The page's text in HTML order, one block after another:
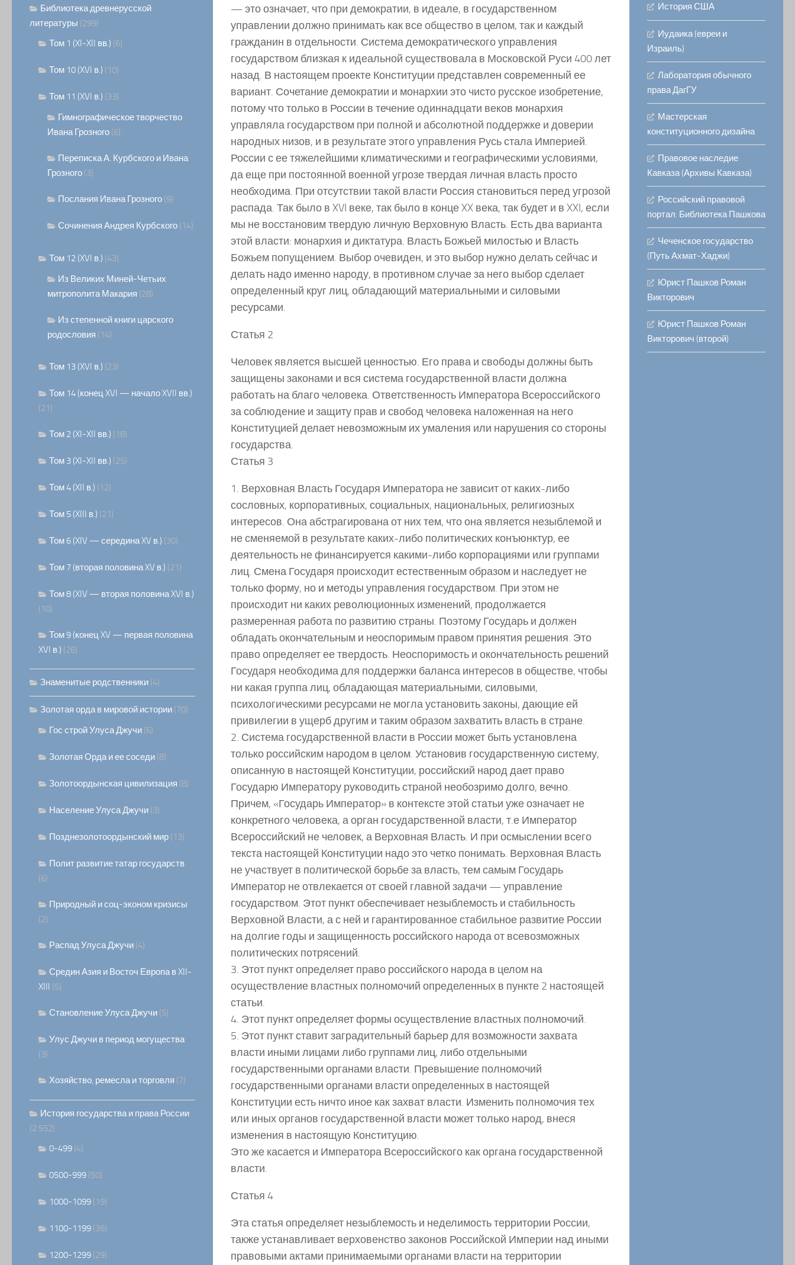
— это означает, что при демократии, в идеале, в государственном
управлении должно принимать как все общество в целом, так и каждый
гражданин в отдельности. Система демократического управления
государством близкая к идеальной существовала в Московской Руси 400 лет
назад. В настоящем проекте Конституции представлен современный ее
вариант. Сочетание демократии и монархии это чисто русское изобретение,
потому что только в России в течение одиннадцати веков монархия
управляла государством при полной и абсолютной поддержке и доверии
народных низов, и в результате этого управления Русь стала Империей.
России с ее тяжелейшими климатическими и географическими условиями,
да еще при постоянной военной угрозе твердая личная власть просто
необходима. При отсутствии такой власти Россия становиться перед угрозой
распада. Так было в XVI веке, так было в конце XX века, так будет и в XXI, если
мы не восстановим твердую личную Верховную Власть. Есть два варианта
этой власти: монархия и диктатура. Власть Божьей милостью и Власть
Божьем попущением. Выбор очевиден, и это выбор нужно делать сейчас и
делать надо именно народу, в противном случае за него выбор сделает
определенный круг лиц, обладающий материальными и силовыми
ресурсами.
Статья 2
Человек является высшей ценностью. Его права и свободы должны быть
защищены законами и вся система государственной власти должна
работать на благо человека. Ответственность Императора Всероссийского
за соблюдение и защиту прав и свобод человека наложенная на него
Конституцией делает невозможным их умаления или нарушения со стороны
государства.
Статья 3
1. Верховная Власть Государя Императора не зависит от каких-либо
сословных, корпоративных, социальных, национальных, религиозных
интересов. Она абстрагирована от них тем, что она является незыблемой и
не сменяемой в результате каких-либо политических конъюнктур, ее
деятельность не финансируется какими-либо корпорациями или группами
лиц. Смена Государя происходит естественным образом и наследует не
только форму, но и методы управления государством. При этом не
происходит ни каких революционных изменений, продолжается
размеренная работа по развитию страны. Поэтому Государь и должен
обладать окончательным и неоспоримым правом принятия решения. Это
право определяет ее твердость. Неоспоримость и окончательность решений
Государя необходима для поддержки баланса интересов в обществе, чтобы
ни какая группа лиц, обладающая материальными, силовыми,
психологическими ресурсами не могла установить законы, дающие ей
привилегии в ущерб другим и таким образом захватить власть в стране.
2. Система государственной власти в России может быть установлена
только российским народом в целом. Установив государственную систему,
описанную в настоящей Конституции, российский народ дает право
Государю Императору руководить страной необозримо долго, вечно.
Причем, «Государь Император» в контексте этой статьи уже означает не
конкретного человека, а орган государственной власти, т.е Император
Всероссийский не человек, а Верховная Власть. И при осмыслении всего
текста настоящей Конституции надо это четко понимать. Верховная Власть
не участвует в политической борьбе за власть, тем самым Государь
Император не отвлекается от своей главной задачи — управление
государством. Этот пункт обеспечивает незыблемость и стабильность
Верховной Власти, а с ней и гарантированное стабильное развитие России
на долгие годы и защищенность российского народа от всевозможных
политических потрясений.
3. Этот пункт определяет право российского народа в целом на
осуществление властных полномочий определенных в пункте 2 настоящей
статьи.
4. Этот пункт определяет формы осуществление властных полномочий.
5. Этот пункт ставит заградительный барьер для возможности захвата
власти иными лицами либо группами лиц, либо отдельными
государственными органами власти. Превышение полномочий
государственными органами власти определенных в настоящей
Конституции есть ничто иное как захват власти. Изменить полномочия тех
или иных органов государственной власти может только народ, внеся
изменения в настоящую Конституцию.
Это же касается и Императора Всероссийского как органа государственной
власти.
Статья 4
Эта статья определяет незыблемость и неделимость территории России,
также устанавливает верховенство законов Российской Империи над иными
правовыми актами принимаемыми органами власти на территории
Библиотека древнерусской
литературы (299)
Том 1 (XI-XII вв.) (6)
Том 10 (XVI в.) (10)
Том 11 (XVI в.) (33)
Гимнографическое творчество
Ивана Грозного (6)
Переписка А. Курбского и Ивана
Грозного (3)
Послания Ивана Грозного (9)
Сочинения Андрея Курбского (14)
Том 12 (XVI в.) (43)
Из Великих Миней-Четьих
митрополита Макария (28)
Из степенной книги царского
родословия (14)
Том 13 (XVI в.) (23)
Том 14 (конец XVI — начало XVII вв.)
(21)
Том 2 (XI-XII вв.) (18)
Том 3 (XI-XII вв.) (25)
Том 4 (XII в.) (12)
Том 5 (XIII в.) (21)
Том 6 (XIV — середина XV в.) (30)
Том 7 (вторая половина XV в.) (21)
Том 8 (XIV — вторая половина XVI в.)
(10)
Том 9 (конец XV — первая половина
XVI в.) (26)
Знаменитые родственники (4)
Золотая орда в мировой истории (70)
Гос строй Улуса Джучи (6)
Золотая Орда и ее соседи (8)
Золотоордынская цивилизация (8)
Население Улуса Джучи (3)
Позднезолотоордынский мир (13)
Полит развитие татар государств
(6)
Природный и соц-эконом кризисы
(2)
Распад Улуса Джучи (4)
Средин Азия и Восточ Европа в XII-
XIII
(5)
Становление Улуса Джучи (5)
Улус Джучи в период могущества
(3)
Хозяйство, ремесла и торговля (7)
История государства и права России
(2 552)
0-499 (4)
0500-999 (50)
1000-1099 (19)
1100-1199 (36)
1200-1299 (29)
История США
Иудаика (евреи и
Израиль)
Лаборатория обычного
права ДагГУ
Мастерская
конституционного дизайна
Правовое наследие
Кавказа (Архивы Кавказа)
Российский правовой
портал: Библиотека Пашкова
Чеченское государство
(Путь Ахмат-Хаджи)
Юрист Пашков Роман
Викторович
Юрист Пашков Роман
Викторович (второй)